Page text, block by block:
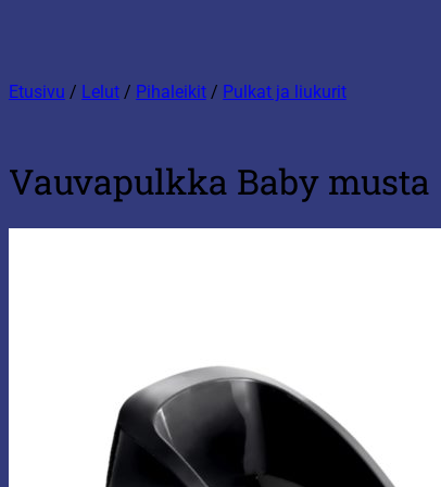
Etusivu / Lelut / Pihaleikit / Pulkat ja liukurit
Vauvapulkka Baby musta